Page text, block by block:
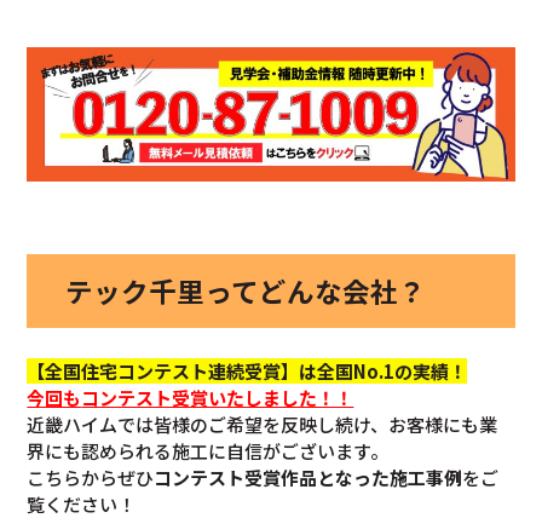
テック千里ってどんな会社？
【全国住宅コンテスト連続受賞】は全国No.1の実績！
今回もコンテスト受賞いたしました！！
近畿ハイムでは皆様のご希望を反映し続け、お客様にも業
界にも認められる施工に自信がございます。
こちらからぜひコンテスト受賞作品となった施工事例をご
覧ください！